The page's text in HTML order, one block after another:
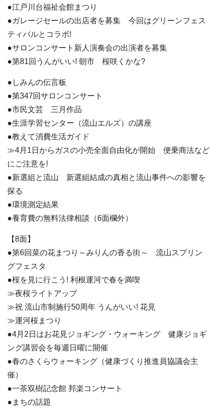
●江戸川台福祉会館まつり
●ガレージセールの出店者を募集 今回はグリーンフェス
ティバルとコラボ!
●サロンコンサート新人演奏会の出演者を募集
●第81回うんがいい! 朝市 桜咲くかな?
●しみんの伝言板
●第347回サロンコンサート
●市民文芸 三月作品
●生涯学習センター（流山エルズ）の講座
●教えて消費生活ガイド
≫4月1日からガスの小売全面自由化が開始 便乗商法など
にご注意を!
●新選組と流山 新選組結成の真相と流山事件への影響を
探る
●環境測定結果
●養育費の無料法律相談（6面欄外）
【8面】
●第6回菜の花まつり～みりんの香る街～ 流山スプリン
グフェスタ
●桜を見に行こう! 利根運河で春を満喫
≫夜桜ライトアップ
≫祝 流山市制施行50周年 うんがいい! 花見
≫運河桜まつり
●4月2日はお花見ジョギング・ウォーキング 健康ジョギ
ング講習会を毎週日曜に開催
●春のさくらウォーキング（健康づくり推進員協議会主
催）
●一茶双樹記念館 邦楽コンサート
●まちの話題